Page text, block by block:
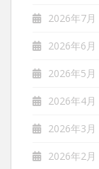
2026年7月
2026年6月
2026年5月
2026年4月
2026年3月
2026年2月